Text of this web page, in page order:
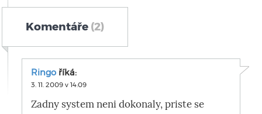
Komentáře (2)
Ringo říká:
3. 11. 2009 v 14:09
Zadny system neni dokonaly, priste se